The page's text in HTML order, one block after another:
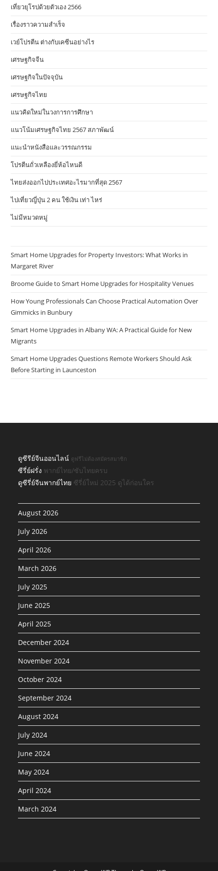
เที่ยวยุโรปด้วยตัวเอง 2566
เรื่องราวความสำเร็จ
เวย์โปรตีน ต่างกับเคซีนอย่างไร
เศรษฐกิจจีน
เศรษฐกิจในปัจจุบัน
เศรษฐกิจไทย
แนวคิดใหม่ในวงการการศึกษา
แนวโน้มเศรษฐกิจไทย 2567 สภาพัฒน์
แนะนำหนังสือและวรรณกรรม
โปรตีนถั่วเหลืองยี่ห้อไหนดี
ไทยส่งออกไปประเทศอะไรมากที่สุด 2567
ไปเที่ยวญี่ปุ่น 2 คน ใช้เงิน เท่า ไหร่
ไม่มีหมวดหมู่
Smart Home Upgrades for Property Investors: What Works in
Margaret River
Broome Guide to Smart Home Upgrades for Hospitality Venues
How Young Professionals Can Choose Practical Automation Over
Gimmicks in Bunbury
Smart Home Upgrades in Albany WA: A Practical Guide for New
Migrants
Smart Home Upgrades Questions Remote Workers Should Ask
Before Starting in Launceston
ดูซีรีย์จีนออนไลน์ ดูฟรีไม่ต้องสมัครสมาชิก
ซีรี่ย์ฝรั่ง พากย์ไทย/ซับไทยครบ
ดูซีรี่ย์จีนพากย์ไทย ซีรี่ย์ใหม่ 2025 ดูได้ก่อนใคร
August 2026
July 2026
April 2026
March 2026
July 2025
June 2025
April 2025
December 2024
November 2024
October 2024
September 2024
August 2024
July 2024
June 2024
May 2024
April 2024
March 2024